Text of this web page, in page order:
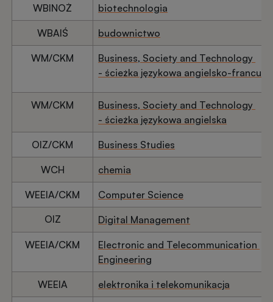
WBINOŻ biotechnologia
WBAIŚ budownictwo
WM/CKM
Business, Society and Technology
- ścieżka językowa angielsko-
WM/CKM
Business, Society and Technology
- ścieżka językowa angielska
OIZ/CKM Business Studies
WCH chemia
WEEIA/CKM
Computer Science
OIZ
Digital Management
WEEIA/CKM
Electronic and Telecommunication
Engineering
WEEIA elektronika i telekomunikacja